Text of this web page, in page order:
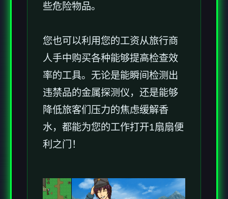
些危险物品。
您也可以利用您的工资从旅行商
人手中购买各种能够提高检查效
率的工具。无论是能瞬间检测出
违禁品的金属探测仪，还是能够
降低旅客们压力的焦虑缓解香
水，都能为您的工作打开1扇扇便
利之门！